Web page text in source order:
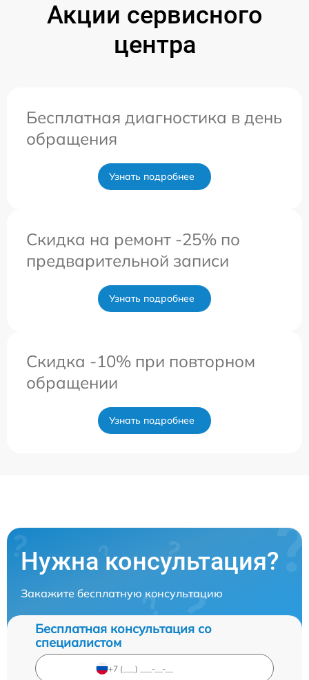
Акции сервисного
центра
Бесплатная диагностика в день
обращения
Узнать подробнее
Скидка на ремонт -25% по
предварительной записи
Узнать подробнее
Скидка -10% при повторном
обращении
Узнать подробнее
Нужна консультация?
Закажите бесплатную консультацию
Бесплатная консультация со
специалистом